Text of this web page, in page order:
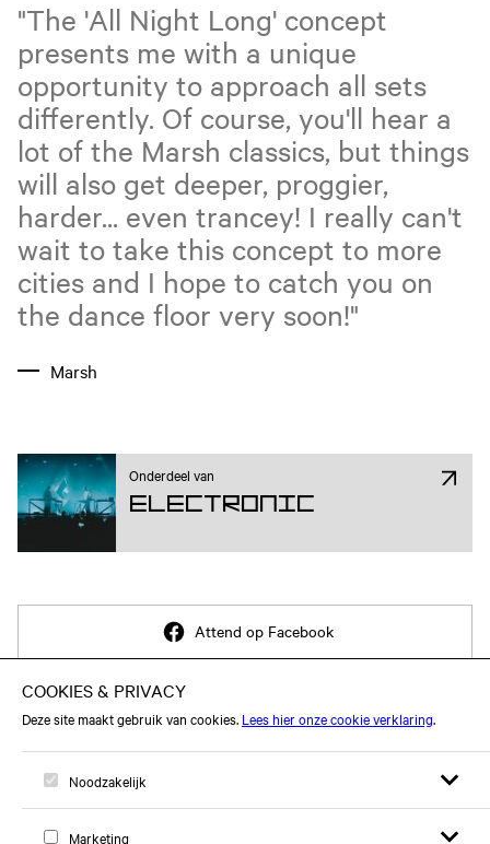
"The 'All Night Long' concept
presents me with a unique
opportunity to approach all sets
differently. Of course, you'll hear a
lot of the Marsh classics, but things
will also get deeper, proggier,
harder... even trancey! I really can't
wait to take this concept to more
cities and I hope to catch you on
the dance floor very soon!"
Marsh
Onderdeel van
Electronic
Attend op Facebook